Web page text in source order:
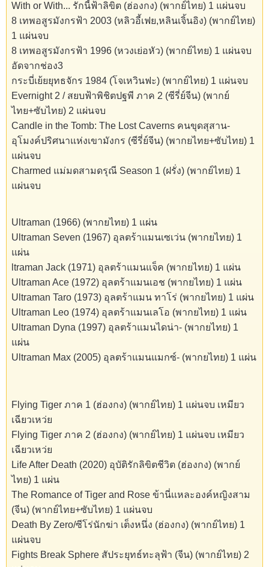
With or With... รักนี้ฟ้าลิขิต (ฮ่องกง) (พากย์ไทย) 1 แผ่นจบ
8 เทพอสูรมังกรฟ้า 2003 (หลิวอี้เฟย,หลินเจิ้นอิง) (พากย์ไทย)
1 แผ่นจบ
8 เทพอสูรมังกรฟ้า 1996 (หวงเย่อหัว) (พากย์ไทย) 1 แผ่นจบ
อัดจากช่อง3
กระบี่เย้ยยุทธจักร 1984 (โจเหวินฟะ) (พากย์ไทย) 1 แผ่นจบ
Evernight 2 / สยบฟ้าพิชิตปฐพี ภาค 2 (ซีรี่ย์จีน) (พากย์
ไทย+ซับไทย) 2 แผ่นจบ
Candle in the Tomb: The Lost Caverns คนขุดสุสาน-
อุโมงค์ปริศนาแห่งเขามังกร (ซีรี่ย์จีน) (พากยไทย+ซับไทย) 1
แผ่นจบ
Charmed แม่มดสามดรุณี Season 1 (ฝรั่ง) (พากย์ไทย) 1
แผ่นจบ
Ultraman (1966) (พากยไทย) 1 แผ่น
Ultraman Seven (1967) อุลตร้าแมนเซเว่น (พากยไทย) 1
แผ่น
ltraman Jack (1971) อุลตร้าแมนแจ็ค (พากยไทย) 1 แผ่น
Ultraman Ace (1972) อุลตร้าแมนเอช (พากยไทย) 1 แผ่น
Ultraman Taro (1973) อุลตร้าแมน ทาโร่ (พากยไทย) 1 แผ่น
Ultraman Leo (1974) อุลตร้าแมนเลโอ (พากยไทย) 1 แผ่น
Ultraman Dyna (1997) อุลตร้าแมนไดน่า- (พากยไทย) 1
แผ่น
Ultraman Max (2005) อุลตร้าแมนแมกซ์- (พากยไทย) 1 แผ่น
Flying Tiger ภาค 1 (ฮ่องกง) (พากย์ไทย) 1 แผ่นจบ เหมียว
เฉียวเหว่ย
Flying Tiger ภาค 2 (ฮ่องกง) (พากย์ไทย) 1 แผ่นจบ เหมียว
เฉียวเหว่ย
Life After Death (2020) อุบัติรักลิขิตชีวิต (ฮ่องกง) (พากย์
ไทย) 1 แผ่น
The Romance of Tiger and Rose ข้านี่เเหละองค์หญิงสาม
(จีน) (พากย์ไทย+ซับไทย) 1 แผ่นจบ
Death By Zero/ซีโร่นักฆ่า เต็งหนึ่ง (ฮ่องกง) (พากย์ไทย) 1
แผ่นจบ
Fights Break Sphere สัประยุทธ์ทะลุฟ้า (จีน) (พากย์ไทย) 2